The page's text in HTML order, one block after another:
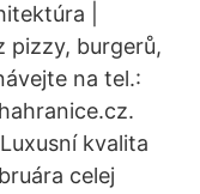
|
pizzy, burgerů,
na tel.:
kvalita
celej